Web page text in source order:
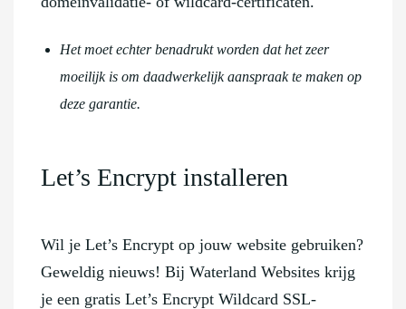
Het moet echter benadrukt worden dat het zeer
moeilijk is om daadwerkelijk aanspraak te maken op
deze garantie.
Let’s Encrypt installeren
Wil je Let’s Encrypt op jouw website gebruiken?
Geweldig nieuws! Bij Waterland Websites krijg
je een gratis Let’s Encrypt Wildcard SSL-